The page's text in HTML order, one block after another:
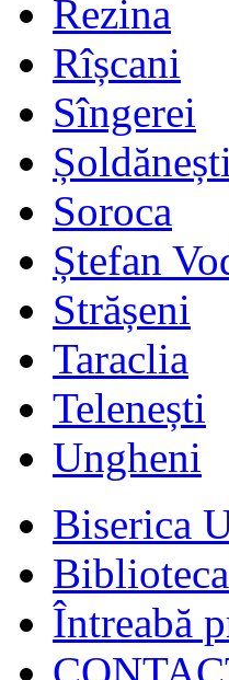
Rezina
Rîșcani
Sîngerei
Șoldănești
Soroca
Ștefan
Strășeni
Taraclia
Telenești
Ungheni
Biserica
Întreabă